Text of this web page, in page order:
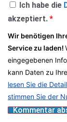
Ich habe die
akzeptiert. *
Wir benötigen
Service zu laden!
eingegebenen
kann Daten zu
lesen Sie die
stimmen Sie der